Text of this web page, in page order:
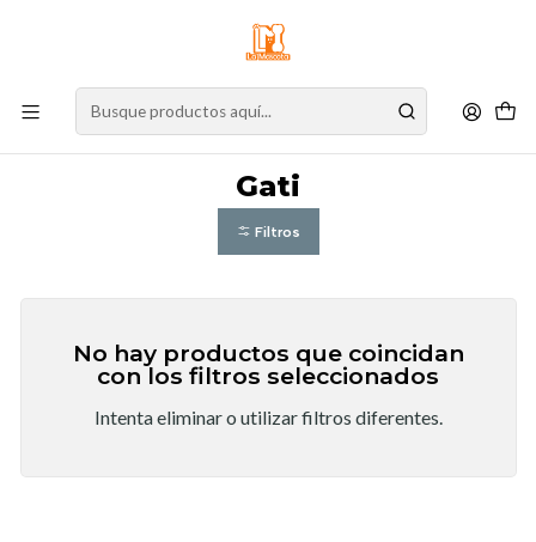
Nuestro stock online es independiente de la tienda física.
Compre por la web para garantizar sus productos y espere nuestra
Inicio Marcas
Gati
Filtros
No hay productos que coincidan
con los filtros seleccionados
Intenta eliminar o utilizar filtros diferentes.